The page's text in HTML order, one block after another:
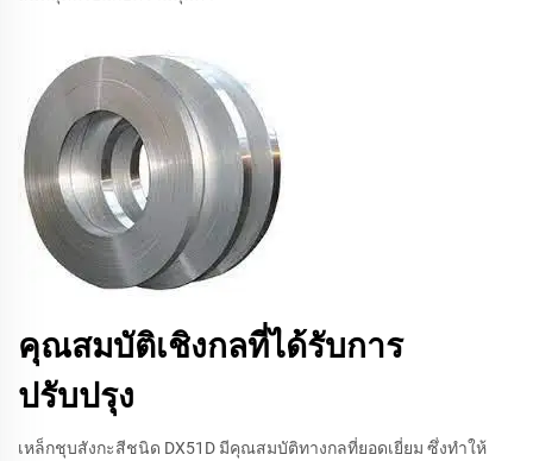
คุณสมบัติเชิงกลที่ได้รับการ
ปรับปรุง
เหล็กชุบสังกะสีชนิด DX51D มีคุณสมบัติทางกลที่ยอดเยี่ยม ซึ่งทำให้